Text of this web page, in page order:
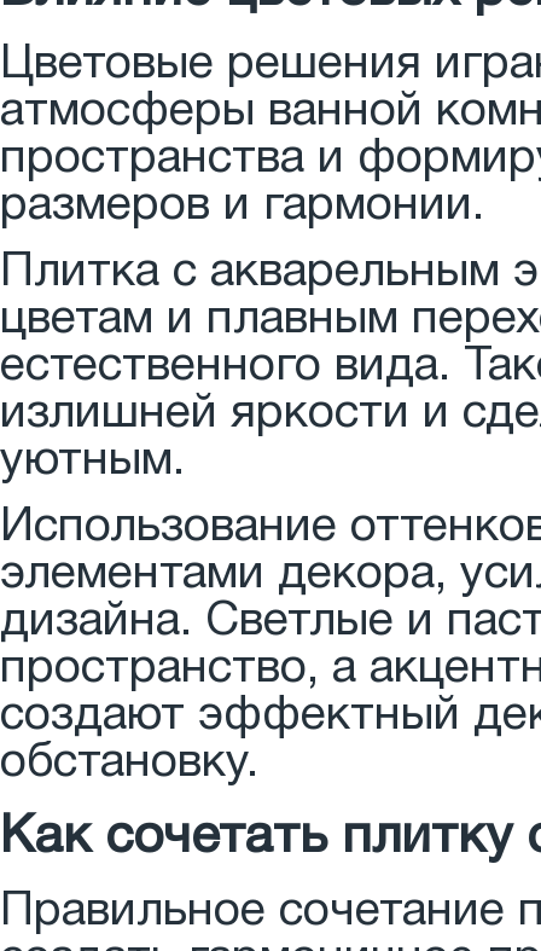
Цветовые решения
атмосферы ванной
пространства и
размеров и гармонии.
Плитка с
цветам и плавным
естественного вида.
излишней яркости и
уютным.
Использование
элементами декора,
дизайна. Светлые и
пространство, а
создают эффектный
обстановку.
Как сочетать
Правильное сочетание